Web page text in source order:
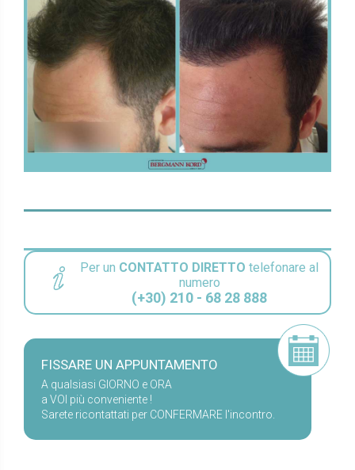
Per un CONTATTO DIRETTOtelefonare al
numero
(+30) 210 - 68 28 888
FISSARE UN APPUNTAMENTO
A qualsiasi GIORNO e ORA
a VOI più conveniente !
Sarete ricontattati per CONFERMARE l'incontro.